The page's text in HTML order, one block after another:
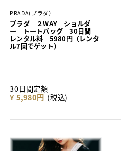
PRADA(プラダ）
プラダ ２WAY ショルダ
ー トートバッグ 30日間
レンタル料 5980円（レンタ
ル7回でゲット）
30日間定額
¥ 5,980円 (税込)